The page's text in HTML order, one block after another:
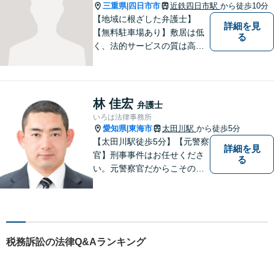
三重県| 四日市市 近鉄四日市駅 から徒歩10分
【地域に根ざした弁護士】
【無料駐車場あり】敷居は低
く、法的サービスの質は高く
題／離婚問題／相続問題／企
業法務など、幅広く対応可
能。【明確な料金体系】どう
ぞご連絡ください。
詳細を見
る
林 佳宏 弁護士
いろは法律事務所
愛知県|東海市 太田川駅 から徒歩5分
【太田川駅徒歩5分】【元警察
官】刑事事件はお任せくださ
い。元警察官だからこその視
ることはございません。元警
察官の経験を活かした交通事
故事案対応もいたします。
詳細を見
る
税務訴訟の法律Q&Aランキング